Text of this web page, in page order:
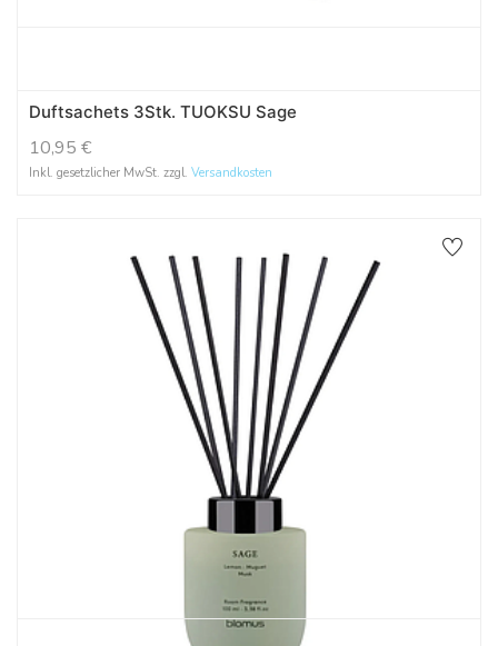
Duftsachets 3Stk. TUOKSU Sage
10,95 €
Inkl. gesetzlicher MwSt. zzgl. Versandkosten